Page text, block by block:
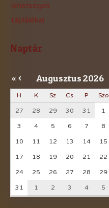
lehetséges
táplálékai
Naptár
« < Augusztus2026
H K Sz Cs P Szo
27 28 29 30 31 1
3 4 5 6 7 8
10 11 12 13 14 15
17 18 19 20 21 22
24 25 26 27 28 29
31 1 2 3 4 5